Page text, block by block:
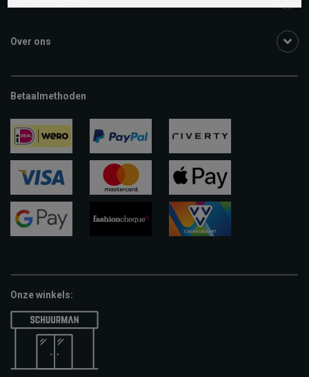
Over ons
Betaalmethoden
ideal paypal riverty
visa
apple-
pay
Onze winkels: